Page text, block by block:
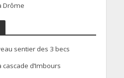
Drôme
sentier des 3 becs
cascade d’Imbours